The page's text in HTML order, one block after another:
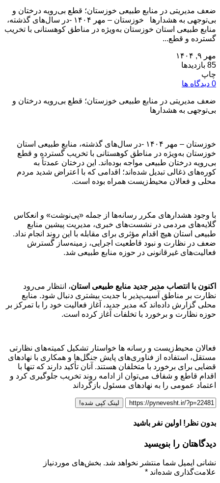
ضعف مدیریتی در منابع طبیعی خوزستان؛ قطع بی‌رویه درختان و
بی‌توجهی به هشدارها خوزستان – مهر ۱۴۰۴ -در سال‌های گذشته،
منابع طبیعی استان خوزستان به‌ویژه در مناطق کوهستانی با تخریب
گسترده و قطع...
مهر ۹, ۱۴۰۴
85 بازدیدها
چاپ
0 دیدگاه ها
ضعف مدیریتی در منابع طبیعی خوزستان؛ قطع بی‌رویه درختان و
بی‌توجهی به هشدارها
خوزستان – مهر ۱۴۰۴ -در سال‌های گذشته، منابع طبیعی استان
خوزستان به‌ویژه در مناطق کوهستانی با تخریب گسترده و قطع
بی‌رویه درختان طبیعی مواجه بوده‌اند. این درختان عمدتاً به
کوره‌های ذغالی تبدیل شده‌اند؛ اقدامی که با اعتراض شدید مردم
محلی و فعالان محیط‌زیست همراه بوده است.
با وجود هشدارهای مکرر رسانه‌ها از جمله «پی‌نوشت» و انعکاس
گلایه‌های مردمی در نشست‌های خبری، مدیریت پیشین منابع
طبیعی استان هیچ اقدام مؤثری برای مقابله با این روند انجام نداد.
ضعف در نظارت و نبود قاطعیت اجرایی، زمینه‌ساز گسترش
فعالیت‌های غیرقانونی در حوزه منابع طبیعی شد.
اکنون با انتصاب مدیر جدید منابع طبیعی استان، انتظار می‌رود
نظارت بر مناطق آسیب‌پذیر با جدیت بیشتری دنبال شود. منابع
محلی گزارش داده‌اند که مدیر جدید، آغاز فعالیت خود را با تمرکز بر
حوزه نظارت و برخورد با تخلفات آغاز کرده است.
فعالان محیط‌زیست و رسانه ها خواستار تشکیل کمیته‌های نظارتی
مستقل، استفاده از فناوری‌های پایش جنگل‌ها و همکاری با نهادهای
قضایی برای برخورد با متخلفان هستند. آنان تأکید دارند که تنها با
اقدام قاطع و شفاف می‌توان از ادامه روند تخریب جلوگیری کرد و
اعتماد عمومی را به نهادهای مسئول بازگرداند
لینک کپی شده!
بدون نظر! اولین نفر باشید
دیدگاهتان را بنویسید
نشانی ایمیل شما منتشر نخواهد شد. بخش‌های موردنیاز
علامت‌گذاری شده‌اند *